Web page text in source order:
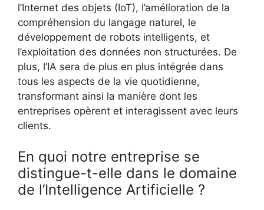
l’Internet des objets (IoT), l’amélioration de la
compréhension du langage naturel, le
développement de robots intelligents, et
l’exploitation des données non structurées. De
plus, l’IA sera de plus en plus intégrée dans
tous les aspects de la vie quotidienne,
transformant ainsi la manière dont les
entreprises opèrent et interagissent avec leurs
clients.
En quoi notre entreprise se
distingue-t-elle dans le domaine
de l’Intelligence Artificielle ?